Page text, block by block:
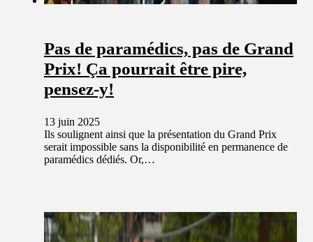
Pas de paramédics, pas de Grand
Prix! Ça pourrait être pire,
pensez-y!
13 juin 2025
Ils soulignent ainsi que la présentation du Grand Prix
serait impossible sans la disponibilité en permanence de
paramédics dédiés. Or,…